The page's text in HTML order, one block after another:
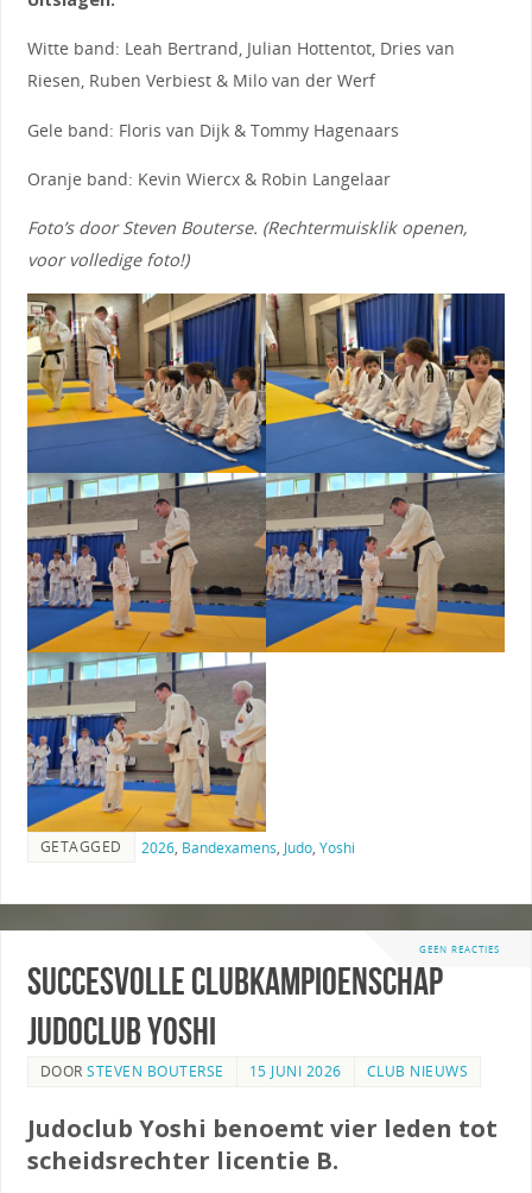
Witte band: Leah Bertrand, Julian Hottentot, Dries van
Riesen, Ruben Verbiest & Milo van der Werf
Gele band: Floris van Dijk & Tommy Hagenaars
Oranje band: Kevin Wiercx & Robin Langelaar
Foto’s door Steven Bouterse. (Rechtermuisklik openen,
voor volledige foto!)
GETAGGED 2026, Bandexamens, Judo, Yoshi
GEEN REACTIES
Succesvolle clubkampioenschap
Judoclub Yoshi
DOORSTEVEN BOUTERSE 15 JUNI 2026 CLUB NIEUWS
Judoclub Yoshi benoemt vier leden tot
scheidsrechter licentie B.